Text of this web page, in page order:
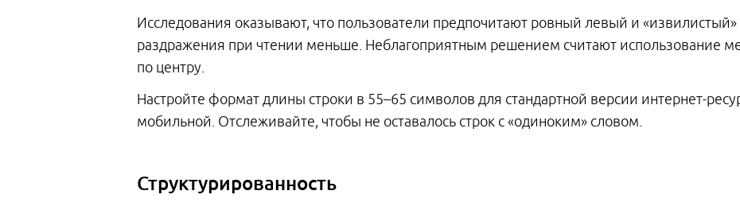
Исследования оказывают, что пользователи предпочитают ровный левый и
раздражения при чтении меньше. Неблагоприятным решением считают использование
по центру.
Настройте формат длины строки в 55–65 символов для стандартной версии интернет-
мобильной. Отслеживайте, чтобы не оставалось строк с «одиноким» словом.
Структурированность